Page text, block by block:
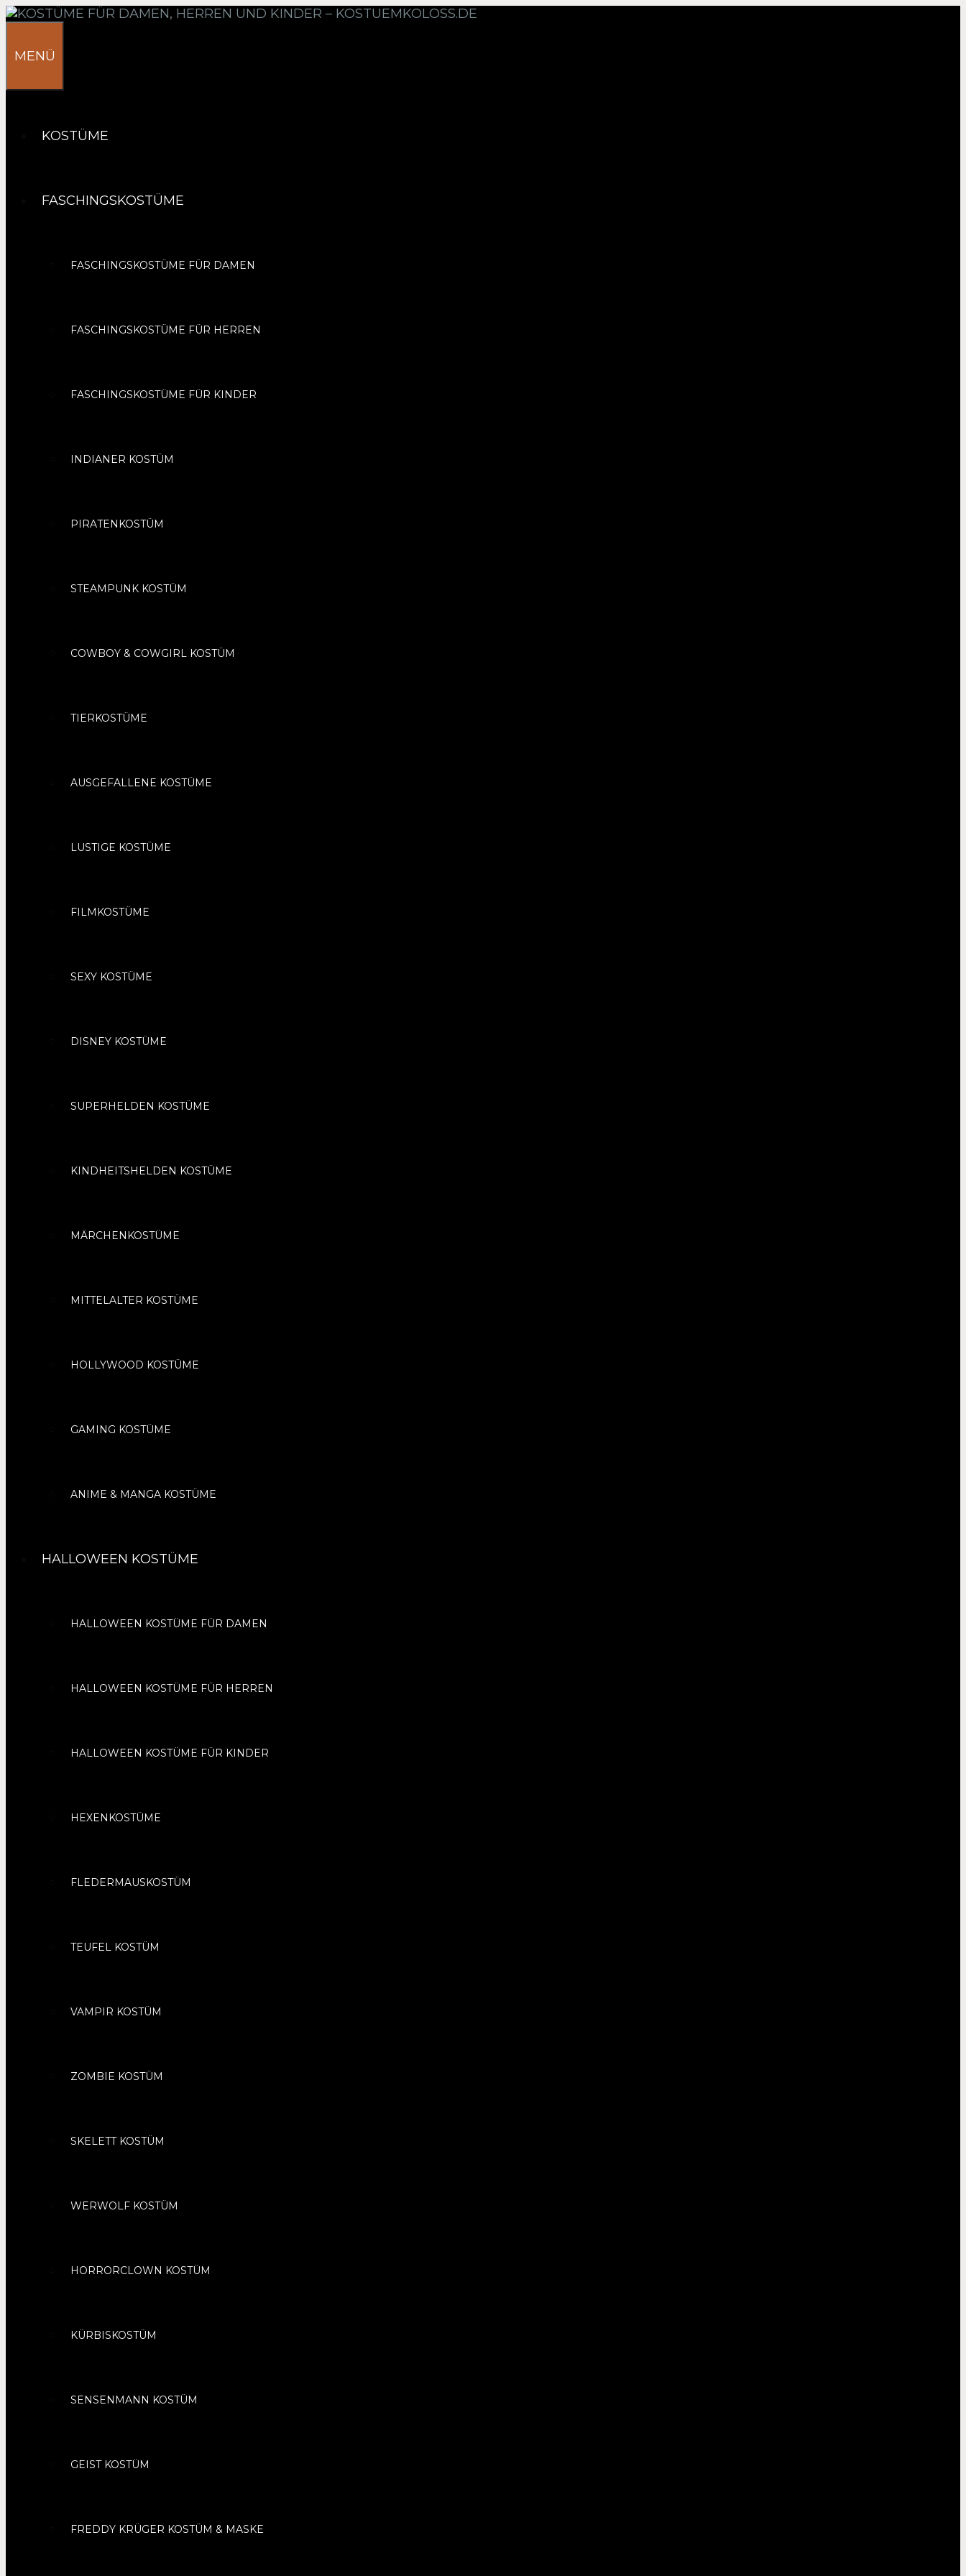
Springe
MENÜ
KOSTÜME
FASCHINGSKOSTÜME
FASCHINGSKOSTÜME FÜR DAMEN
FASCHINGSKOSTÜME FÜR HERREN
FASCHINGSKOSTÜME FÜR KINDER
INDIANER KOSTÜM
PIRATENKOSTÜM
STEAMPUNK KOSTÜM
COWBOY & COWGIRL KOSTÜM
TIERKOSTÜME
AUSGEFALLENE KOSTÜME
LUSTIGE KOSTÜME
FILMKOSTÜME
SEXY KOSTÜME
DISNEY KOSTÜME
SUPERHELDEN KOSTÜME
KINDHEITSHELDEN KOSTÜME
MÄRCHENKOSTÜME
MITTELALTER KOSTÜME
HOLLYWOOD KOSTÜME
GAMING KOSTÜME
ANIME & MANGA KOSTÜME
HALLOWEEN KOSTÜME
HALLOWEEN KOSTÜME FÜR DAMEN
HALLOWEEN KOSTÜME FÜR HERREN
HALLOWEEN KOSTÜME FÜR KINDER
HEXENKOSTÜME
FLEDERMAUSKOSTÜM
TEUFEL KOSTÜM
VAMPIR KOSTÜM
ZOMBIE KOSTÜM
SKELETT KOSTÜM
WERWOLF KOSTÜM
HORRORCLOWN KOSTÜM
KÜRBISKOSTÜM
SENSENMANN KOSTÜM
GEIST KOSTÜM
FREDDY KRÜGER KOSTÜM & MASKE